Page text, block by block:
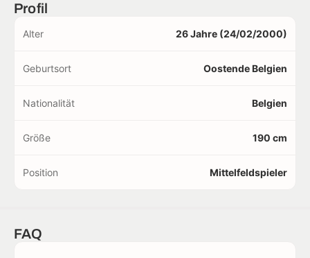
Profil
Alter 26 Jahre (24/02/2000)
Geburtsort Oostende Belgien
Nationalität Belgien
Größe 190 cm
Position Mittelfeldspieler
FAQ